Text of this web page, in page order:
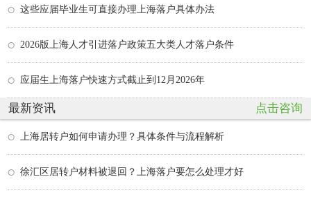
这些应届毕业生可直接办理上海落户具体办法
2026版上海人才引进落户政策五大类人才落户条件
应届生上海落户快速方式截止到12月2026年
最新资讯 点击咨询
上海居转户如何申请办理？具体条件与流程解析
徐汇区居转户材料被退回？上海落户要怎么处理才好